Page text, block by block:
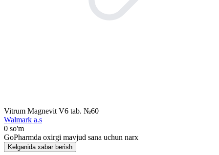
Vitrum Magnevit V6 tab. №60
Walmark a.s
0 so'm
GoPharmda oxirgi mavjud sana uchun narx
Kelganida xabar berish